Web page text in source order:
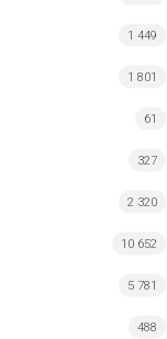
1 449
1 801
61
327
2 320
10 652
5 781
488